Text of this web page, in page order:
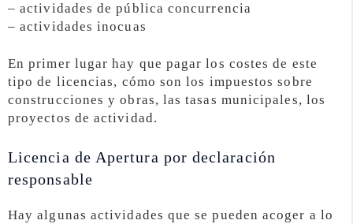
– actividades de pública concurrencia
– actividades inocuas
En primer lugar hay que pagar los costes de este
tipo de licencias, cómo son los impuestos sobre
construcciones y obras, las tasas municipales, los
proyectos de actividad.
Licencia de Apertura por declaración
responsable
Hay algunas actividades que se pueden acoger a lo